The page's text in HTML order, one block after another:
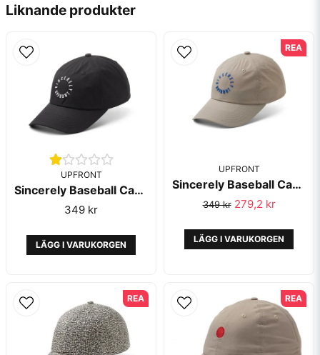
Ja, ni får publicera min fråga
Skicka fråga
Liknande produkter
UPFRONT
Sincerely Baseball Cap Black - Upfront
349 kr
LÄGG I VARUKORGEN
UPFRONT
Sincerely Baseball Cap Khaki Blue - Upfront
349 kr 279,2 kr
LÄGG I VARUKORGEN
REA
REA REA